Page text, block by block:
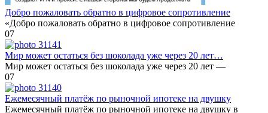
Добро пожаловать обратно в цифровое сопротивление
«Добро пожаловать обратно в цифровое сопротивление
07
Мир может остаться без шоколада уже через 20 лет…
Мир может остаться без шоколада уже через 20 лет —
07
Ежемесячный платёж по рыночной ипотеке на двушку
Ежемесячный платёж по рыночной ипотеке на двушку в